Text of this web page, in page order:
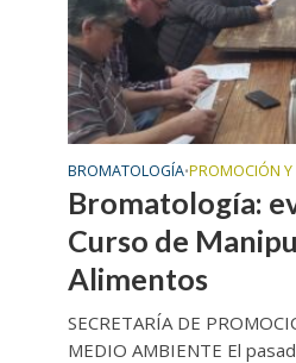
BROMATOLOGÍA•PROMOCIÓN
Bromatología:
Curso de
Alimentos
SECRETARÍA DE
MEDIO AMBIENTE El